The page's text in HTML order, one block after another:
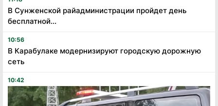
В Сунженской райадминистрации пройдет день
бесплатной...
10:56
В Карабулаке модернизируют городскую дорожную
сеть
10:42